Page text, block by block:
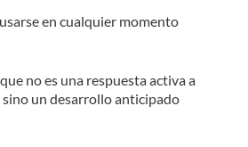
en cualquier momento
no es una respuesta activa a
sino un desarrollo anticipado